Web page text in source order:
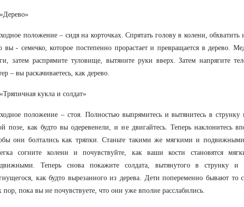
положение – сидя на корточках. Спрятать голову в колени, обхватить
вы - семечко, которое постепенно прорастает и превращается в дерево.
затем распрямите туловище, вытяните руки вверх. Затем напрягите
– вы раскачиваетесь, как дерево.
кукла и солдат»
положение – стоя. Полностью выпрямитесь и вытянитесь в струнку
позе, как будто вы одеревенели, и не двигайтесь. Теперь наклонитесь
они болтались как тряпки. Станьте такими же мягкими и
согните колени и почувствуйте, как ваши кости становятся
Теперь снова покажите солдата, вытянутого в струнку и
как будто вырезанного из дерева. Дети попеременно бывают то
пор, пока вы не почувствуете, что они уже вполне расслабились.